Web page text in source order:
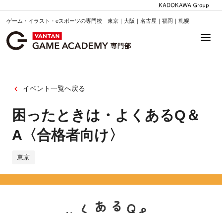
ゲーム・イラスト・eスポーツの専門校 東京｜大阪｜名古屋｜福岡｜札幌
イベント一覧へ戻る
困ったときは・よくあるQ＆
A〈合格者向け〉
東京